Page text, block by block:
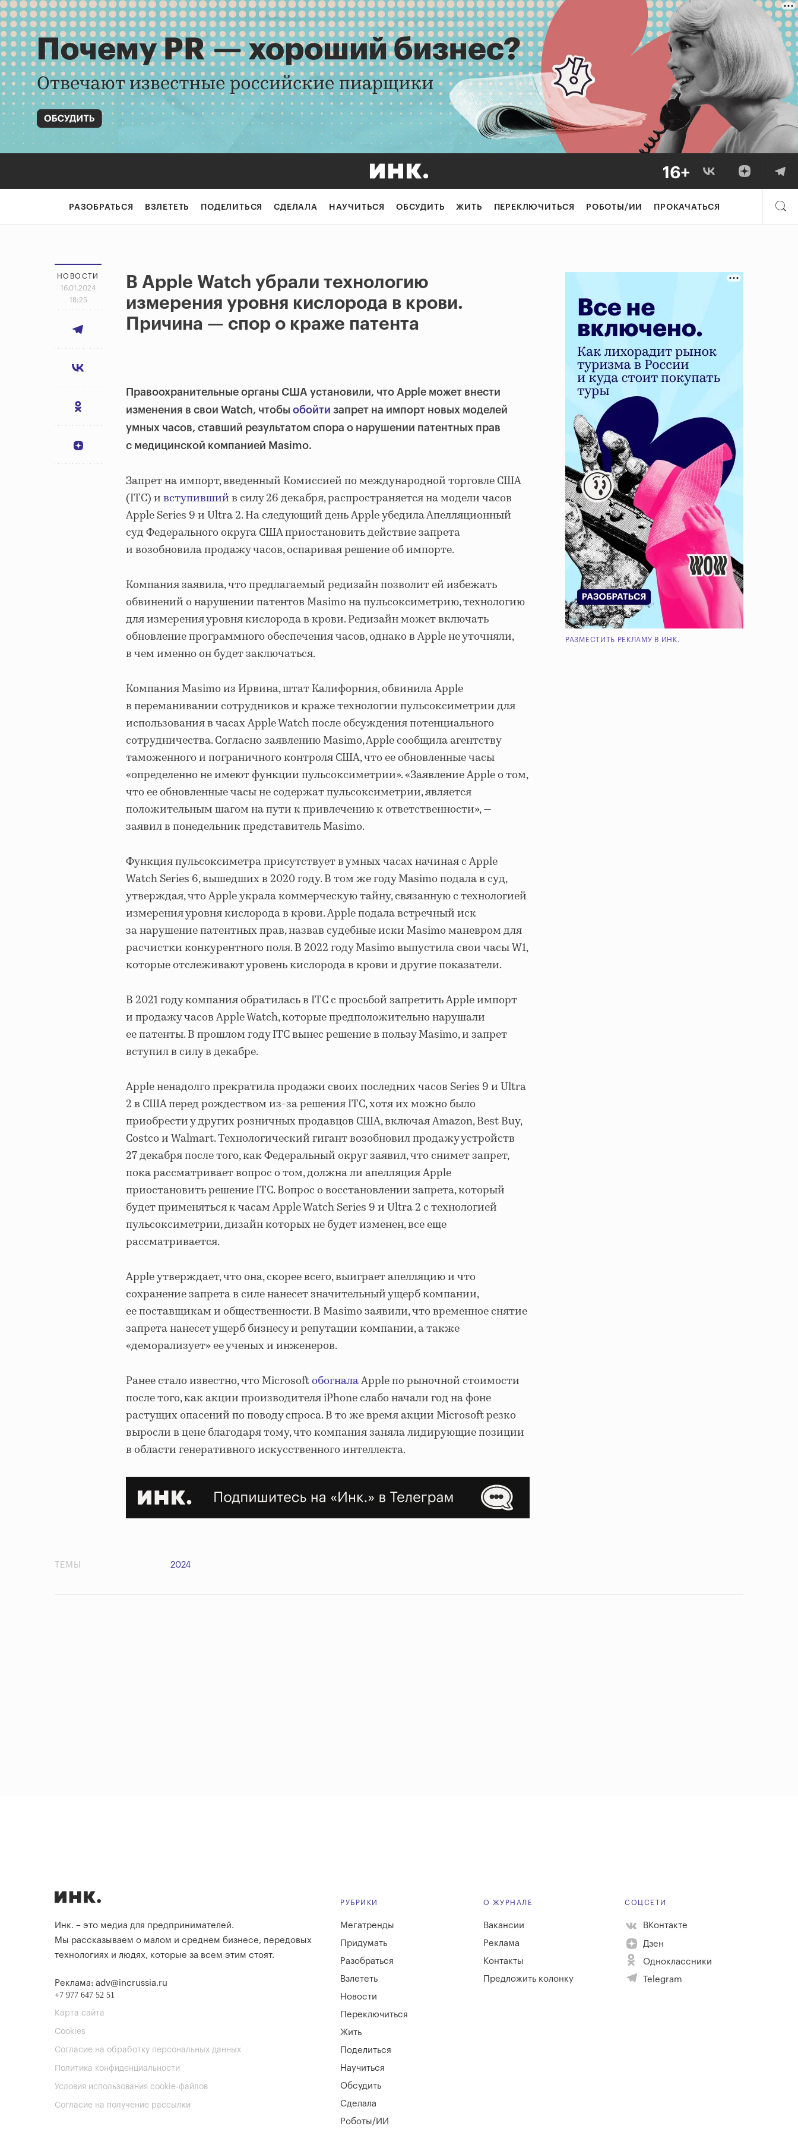
РАЗОБРАТЬСЯ ВЗЛЕТЕТЬ ПОДЕЛИТЬСЯ СДЕЛАЛА НАУЧИТЬСЯ ОБСУДИТЬ ЖИТЬ ПЕРЕКЛЮЧИТЬСЯ РОБОТЫ/ИИ ПРОКАЧАТЬСЯ
НОВОСТИ
16.01.2024
18:25
В Apple Watch убрали технологию
измерения уровня кислорода в крови.
Причина — спор о краже патента
Правоохранительные органы США установили, что Apple может внести
изменения в свои Watch, чтобы обойти запрет на импорт новых моделей
умных часов, ставший результатом спора о нарушении патентных прав
с медицинской компанией Masimo.
Запрет на импорт, введенный Комиссией по международной торговле США
(ITC) ивступившийв силу 26 декабря, распространяется на модели часов
Apple Series 9 и Ultra 2. На следующий день Apple убедила Апелляционный
суд Федерального округа США приостановить действие запрета
и возобновила продажу часов, оспаривая решение об импорте.
Компания заявила, что предлагаемый редизайн позволит ей избежать
обвинений о нарушении патентов Masimo на пульсоксиметрию, технологию
для измерения уровня кислорода в крови. Редизайн может включать
обновление программного обеспечения часов, однако в Apple не уточняли,
в чем именно он будет заключаться.
Компания Masimo из Ирвина, штат Калифорния, обвинила Apple
в переманивании сотрудников и краже технологии пульсоксиметрии для
использования в часах Apple Watch после обсуждения потенциального
сотрудничества. Согласно заявлению Masimo, Apple сообщила агентству
таможенного и пограничного контроля США, что ее обновленные часы
«определенно не имеют функции пульсоксиметрии». «Заявление Apple о том,
что ее обновленные часы не содержат пульсоксиметрии, является
положительным шагом на пути к привлечению к ответственности», —
заявил в понедельник представитель Masimo.
Функция пульсоксиметра присутствует в умных часах начиная с Apple
Watch Series 6, вышедших в 2020 году. В том же году Masimo подала в суд,
утверждая, что Apple украла коммерческую тайну, связанную с технологией
измерения уровня кислорода в крови. Apple подала встречный иск
за нарушение патентных прав, назвав судебные иски Masimo маневром для
расчистки конкурентного поля. В 2022 году Masimo выпустила свои часы W1,
которые отслеживают уровень кислорода в крови и другие показатели.
В 2021 году компания обратилась в ITC с просьбой запретить Apple импорт
и продажу часов Apple Watch, которые предположительно нарушали
ее патенты. В прошлом году ITC вынес решение в пользу Masimo, и запрет
вступил в силу в декабре.
Apple ненадолго прекратила продажи своих последних часов Series 9 и Ultra
2 в США перед рождеством из-за решения ITC, хотя их можно было
приобрести у других розничных продавцов США, включая Amazon, Best Buy,
Costco и Walmart. Технологический гигант возобновил продажу устройств
27 декабря после того, как Федеральный округ заявил, что снимет запрет,
пока рассматривает вопрос о том, должна ли апелляция Apple
приостановить решение ITC. Вопрос о восстановлении запрета, который
будет применяться к часам Apple Watch Series 9 и Ultra 2 с технологией
пульсоксиметрии, дизайн которых не будет изменен, все еще
рассматривается.
Apple утверждает, что она, скорее всего, выиграет апелляцию и что
сохранение запрета в силе нанесет значительный ущерб компании,
ее поставщикам и общественности. В Masimo заявили, что временное снятие
запрета нанесет ущерб бизнесу и репутации компании, а также
«деморализует» ее ученых и инженеров.
Ранее стало известно, что MicrosoftобогналаApple по рыночной стоимости
после того, как акции производителя iPhone слабо начали год на фоне
растущих опасений по поводу спроса. В то же время акции Microsoft резко
выросли в цене благодаря тому, что компания заняла лидирующие позиции
в области генеративного искусственного интеллекта.
РАЗМЕСТИТЬ РЕКЛАМУ В ИНК.
ТЕМЫ 2024
Инк. – это медиа для предпринимателей.
Мы рассказываем о малом и среднем бизнесе, передовых
технологиях и людях, которые за всем этим стоят.
Реклама: adv@incrussia.ru
+7 977 647 52 51
Карта сайта
Cookies
Согласие на обработку персональных данных
Политика конфиденциальности
Условия использования cookie-файлов
Согласие на получение рассылки
РУБРИКИ
Мегатренды
Придумать
Разобраться
Взлететь
Новости
Переключиться
Жить
Поделиться
Научиться
Обсудить
Сделала
Роботы/ИИ
О ЖУРНАЛЕ
Вакансии
Реклама
Контакты
Предложить колонку
СОЦСЕТИ
ВКонтакте
Дзен
Одноклассники
Telegram